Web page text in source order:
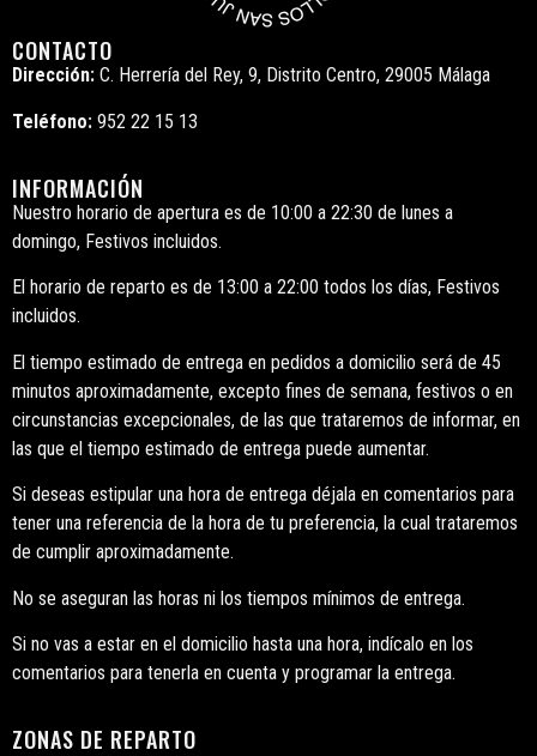
CONTACTO
Dirección: C. Herrería del Rey, 9, Distrito Centro, 29005 Málaga
Teléfono: 952 22 15 13
INFORMACIÓN
Nuestro horario de apertura es de 10:00 a 22:30 de lunes a
domingo, Festivos incluidos.
El horario de reparto es de 13:00 a 22:00 todos los días, Festivos
incluidos.
El tiempo estimado de entrega en pedidos a domicilio será de 45
minutos aproximadamente, excepto fines de semana, festivos o en
circunstancias excepcionales, de las que trataremos de informar, en
las que el tiempo estimado de entrega puede aumentar.
Si deseas estipular una hora de entrega déjala en comentarios para
tener una referencia de la hora de tu preferencia, la cual trataremos
de cumplir aproximadamente.
No se aseguran las horas ni los tiempos mínimos de entrega.
Si no vas a estar en el domicilio hasta una hora, indícalo en los
comentarios para tenerla en cuenta y programar la entrega.
ZONAS DE REPARTO